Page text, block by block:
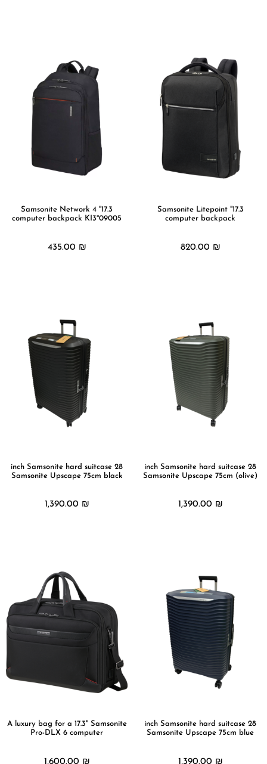
17.3" Samsonite Litepoint
computer backpack
820.00 ₪
17.3" Samsonite Network 4
computer backpack KI3*09005
435.00 ₪
28 inch Samsonite hard suitcase
Samsonite Upscape 75cm (olive)
1,390.00 ₪
28 inch Samsonite hard suitcase
Samsonite Upscape 75cm black
1,390.00 ₪
28 inch Samsonite hard suitcase
Samsonite Upscape 75cm blue
1,390.00 ₪
A luxury bag for a 17.3" Samsonite
Pro-DLX 6 computer
1,600.00 ₪